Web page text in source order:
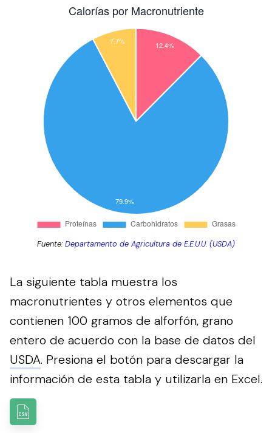
Fuente:Departamento de Agricultura de E.E.U.U. (USDA)
La siguiente tabla muestra los
macronutrientes y otros elementos que
contienen 100 gramos de alforfón, grano
entero de acuerdo con la base de datos del
USDA. Presiona el botón para descargar la
información de esta tabla y utilizarla en Excel.